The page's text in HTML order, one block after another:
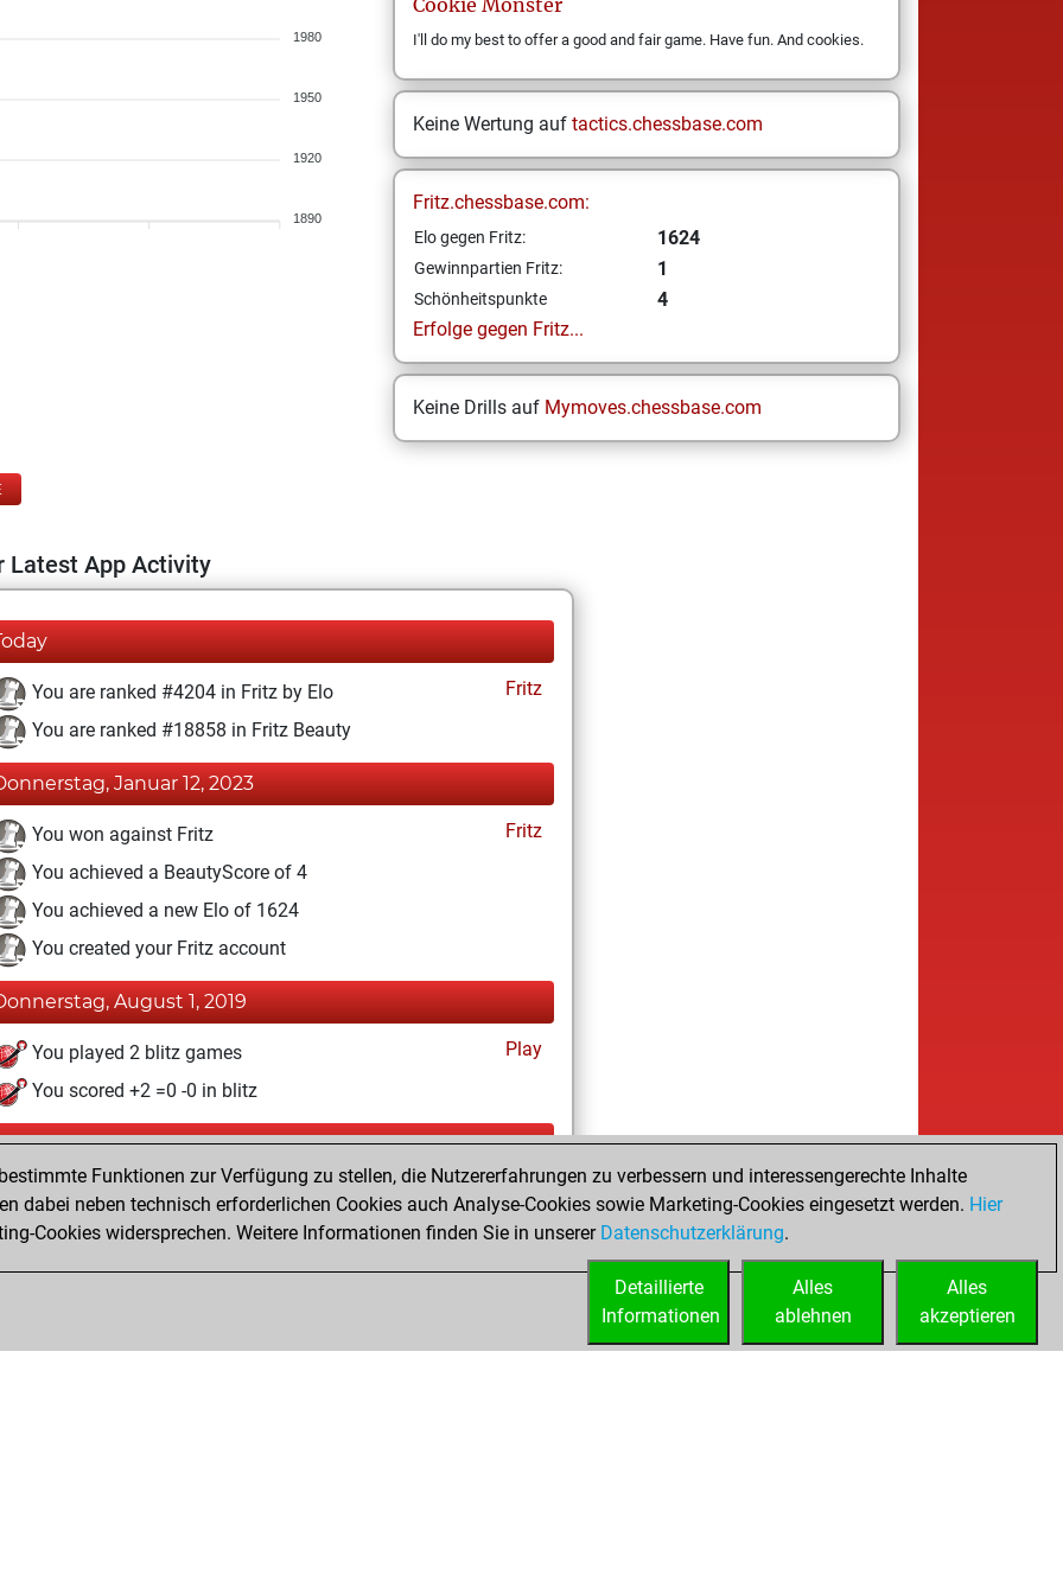
1980
1950
1920
1890
Cookie Monster
I'll do my best to offer a good and fair game. Have fun. And cookies.
Keine Wertung auf tactics.chessbase.com
Fritz.chessbase.com:
Elo gegen Fritz: 1624
Gewinnpartien Fritz: 1
Schönheitspunkte
4
Erfolge gegen Fritz...
Keine Drills auf Mymoves.chessbase.com
Latest App Activity
You are ranked #4204 in Fritz by Elo
Fritz
You are ranked #18858 in Fritz Beauty
Januar 12, 2023
You won against Fritz
Fritz
You achieved a BeautyScore of 4
You achieved a new Elo of 1624
You created your Fritz account
August 1, 2019
You played 2 blitz games
Play
You scored +2 =0 -0 in blitz
Mai 5, 2014
You played 4 slow games
Play
You scored +4 =0 -0 in slow games
Funktionen zur Verfügung zu stellen, die Nutzererfahrungen zu verbessern und interessengerechte Inhalte
dabei neben technisch erforderlichen Cookies auch Analyse-Cookies sowie Marketing-Cookies eingesetzt werden. Hier
Cookies widersprechen. Weitere Informationen finden Sie in unserer Datenschutzerklärung.
Alles
akzeptieren
Alles
ablehnen
Detaillierte
Informationen